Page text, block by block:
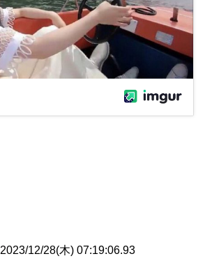
2023/12/28(木) 07:19:06.93